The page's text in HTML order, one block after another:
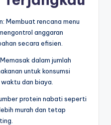
Membuat rencana menu
anggaran
secara efisien.
dalam jumlah
untuk konsumsi
dan biaya.
protein nabati seperti
murah dan tetap